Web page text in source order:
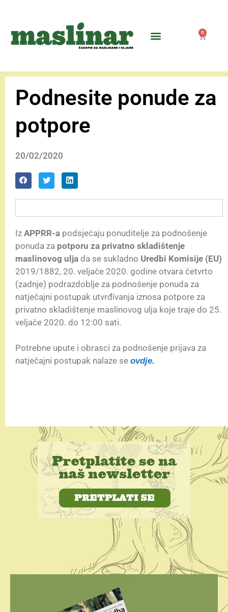
0
Podnesite ponude za
potpore
20/02/2020
Iz APPRR-a podsjećaju ponuditelje za podnošenje
ponuda za potporu za privatno skladištenje
maslinovog ulja da se sukladno Uredbi Komisije (EU)
2019/1882, 20. veljače 2020. godine otvara četvrto
(zadnje) podrazdoblje za podnošenje ponuda za
natječajni postupak utvrđivanja iznosa potpore za
privatno skladištenje maslinovog ulja koje traje do 25.
veljače 2020. do 12:00 sati.
Potrebne upute i obrasci za podnošenje prijava za
natječajni postupak nalaze se ovdje.